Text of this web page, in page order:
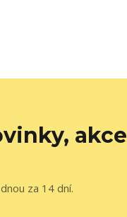
akce
za 14 dní.